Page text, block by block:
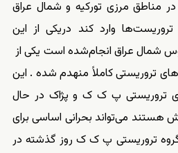
مناطق مرزی تورکیه و شمال عراق
وارد کند دریکی از این
شمال عراق انجام‌شده است یکی از
تروریستی کاملاً منهدم شده . این
تروریستی پ ک ک و پژاک در حال
هستند می‌تواند بحرانی اساسی برای
گروه تروریستی پ ک ک روز گذشته در